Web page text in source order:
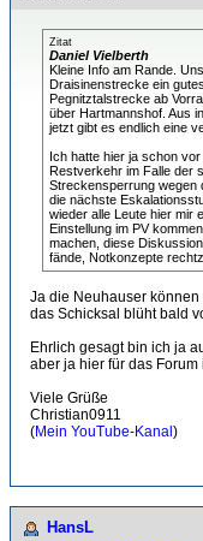
Zitat
Daniel Vielberth
Kleine Info am Rande.
Draisinenstrecke ein
Pegnitztalstrecke ab
über Hartmannshof. Aus
jetzt gibt es endlich eine
Ich hatte hier ja schon
Restverkehr im Falle der
Streckensperrung wegen
die nächste
wieder alle Leute hier mir
Einstellung im PV
machen, diese
fände, Notkonzepte
Ja die Neuhauser
das Schicksal blüht bald
Ehrlich gesagt bin ich ja
aber ja hier für das
Viele Grüße
Christian0911
(Mein YouTube-Kanal )
HansL